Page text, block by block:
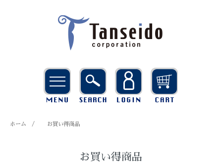
ホーム / お買い得商品
お買い得商品